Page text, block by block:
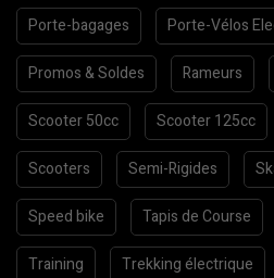
Porte-bagages Porte-Vélos
Promos & Soldes Rameurs
Scooter 50cc Scooter 125cc
Scooters Semi-Rigides
Speed bike Tapis de Course
Training Trekking électrique